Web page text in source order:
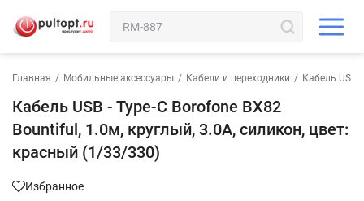
Главная / Мобильные аксессуары / Кабели и переходники / Кабель USB-
Кабель USB - Type-C Borofone BX82
Bountiful, 1.0м, круглый, 3.0A, силикон, цвет:
красный (1/33/330)
Избранное